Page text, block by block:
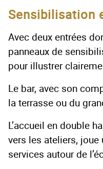
Sensibilisation
Avec deux entrées
panneaux de
pour illustrer
Le bar, avec son
la terrasse ou du
L’accueil en double
vers les ateliers, joue
services autour de